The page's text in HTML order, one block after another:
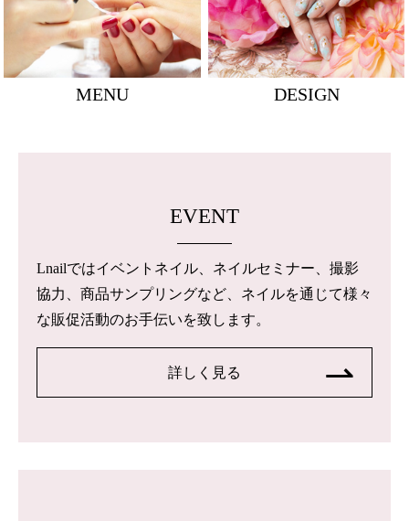
MENU DESIGN
EVENT
Lnailではイベントネイル、ネイルセミナー、撮影
協力、商品サンプリングなど、ネイルを通じて様々
な販促活動のお手伝いを致します。
詳しく見る